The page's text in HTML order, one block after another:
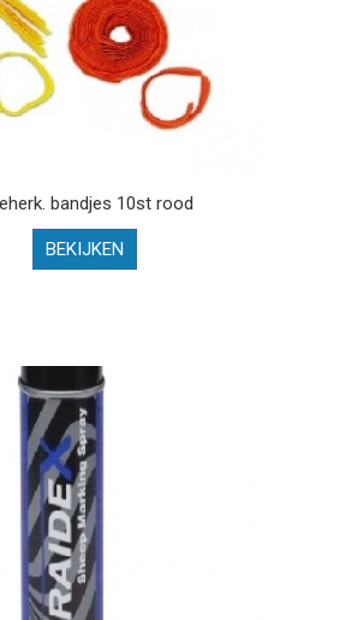
bandjes 10st rood
BEKIJKEN